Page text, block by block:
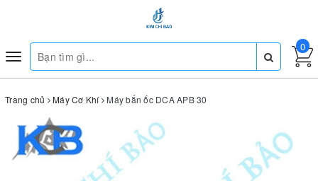
Toggle
navigation
0
Trang chủ Máy Cơ Khí Máy bắn ốc DCA APB 30